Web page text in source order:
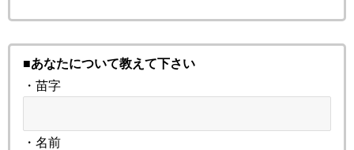
■あなたについて教えて下さい
・苗字
・名前